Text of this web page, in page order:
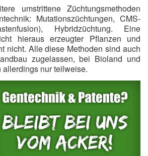
umstrittene Züchtungsmethoden
Mutationszüchtungen, CMS-
Hybridzüchtung. Eine
hieraus erzeugter Pflanzen und
nicht. Alle diese Methoden sind auch
zugelassen, bei Bioland und
nur teilweise.